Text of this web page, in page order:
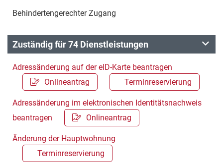
Behindertengerechter Zugang
Zuständig für 74 Dienstleistungen
Adressänderung auf der eID-Karte beantragen
Onlineantrag
Terminreservierung
Adressänderung im elektronischen Identitätsnachweis
beantragen
Onlineantrag
Änderung der Hauptwohnung
Terminreservierung